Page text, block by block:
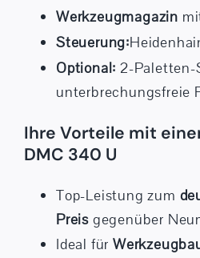
Werkzeugmagazin
Steuerung:
Optional: 2-Paletten-
unterbrechungsfreie
Ihre Vorteile mit
DMC 340 U
Top-Leistung zum
Preisgegenüber
Ideal für